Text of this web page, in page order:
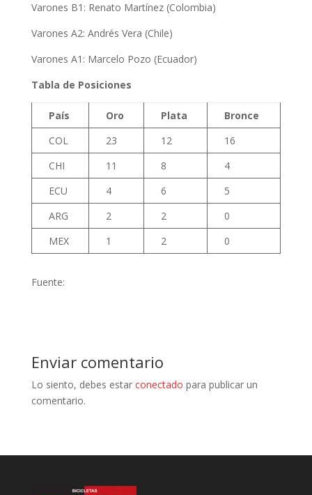
Varones B1: Renato Martínez (Colombia)
Varones A2: Andrés Vera (Chile)
Varones A1: Marcelo Pozo (Ecuador)
Tabla de Posiciones
País Oro Plata
Bronce
COL
23 12
16
CHI
11 8
4
ECU
4 6
5
ARG
2 2
0
MEX
1 2 0
Fuente:
Enviar comentario
Lo siento, debes estar conectado para publicar un
comentario.